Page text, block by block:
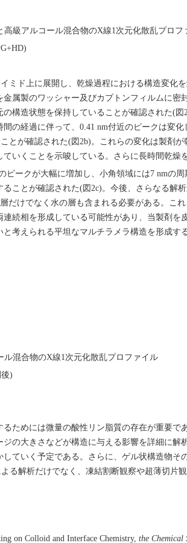
級アルコール混合物のX線1次元化散乱プロフ
ド上に展開し、乾燥過程における構造変化
属製のワッシャー及びカプトンフィルムに密
構造状態を保持していることが確認された(図
の経過に伴って、0.41 nm付近のピークは変化
とが確認された(図2b)。これらの変化は製剤が
いくことを示唆している。さらに長時間乾燥
ピークが大幅に増加し、小角領域には7 nmの
ことが確認された(図2c)。今後、さらなる解
だけでなく水の層も含まれる必要がある。これ
続相を形成している可能性があり、当製剤を
考えられる平坦なマルチラメラ構造を形成す
混合物のX線1次元化散乱プロファイル
)
ためには微量の酸性リン脂質の存在が重要で
の大きさなどが構造に与える影響を詳細に解
ていく予定である。さらに、ゲル状構造物そ
る解析だけでなく、凍結割断観察や超薄切片
on Colloid and Interface Chemistry, the Chemical